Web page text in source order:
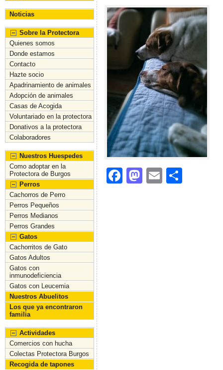
Noticias
Sobre la Protectora
Quienes somos
Donde estamos
Contacto
Hazte socio
Apadrinamiento de animales
Adopción de animales
Casas de Acogida
Voluntariado en la protectora
Donativos a la protectora
Colaboradores
Nuestros Huespedes
Como adoptar en la
Protectora de Burgos
Perros
Cachorros de Perro
Perros Pequeños
Perros Medianos
Perros Grandes
Gatos
Cachorritos de Gato
Gatos Adultos
Gatos con
inmunodeficiencia
Gatos con Leucemia
Nuestros Abuelitos
Los que ya encontraron
familia
Actividades
Comercios con hucha
Colectas Protectora Burgos
Recogida de tapones
F
M
E